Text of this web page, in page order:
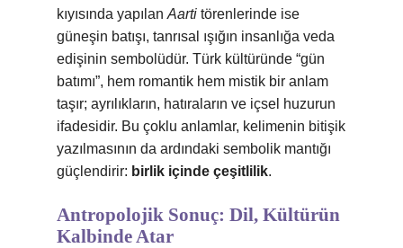
kıyısında yapılan Aarti törenlerinde ise
güneşin batışı, tanrısal ışığın insanlığa veda
edişinin sembolüdür. Türk kültüründe “gün
batımı”, hem romantik hem mistik bir anlam
taşır; ayrılıkların, hatıraların ve içsel huzurun
ifadesidir. Bu çoklu anlamlar, kelimenin bitişik
yazılmasının da ardındaki sembolik mantığı
güçlendirir: birlik içinde çeşitlilik.
Antropolojik Sonuç: Dil, Kültürün
Kalbinde Atar